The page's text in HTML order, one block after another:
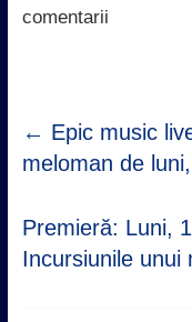
k
p
comentarii
← Epic music
meloman de
Premieră: Luni,
Incursiunile unui